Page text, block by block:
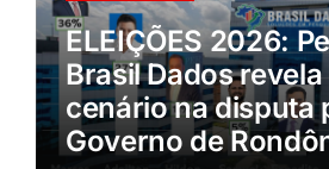
ELEIÇÕES 2026:
Brasil Dados
cenário na disputa
Governo de